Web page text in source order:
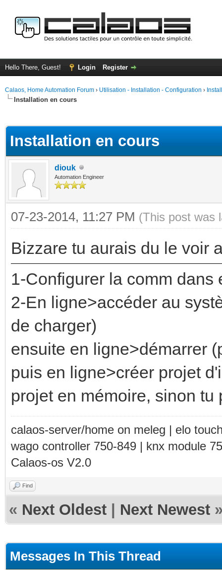
Hello There, Guest! Login Register
Calaos, Home Automation Forum › Utilisation - Installation - Configuration ›
Installation en cours
Installation en cours
diouk
Automation Engineer
07-23-2014, 11:27 PM (This post was
Bizzare tu aurais du le voir
1-Configurer la comm
2-En ligne>accéder au
de charger)
ensuite en ligne>démarrer
puis en ligne>créer projet
projet en mémoire, sinon
calaos-server/home on meleg | elo
wago controller 750-849 | knx module
Calaos-os V2.0
Find
« Next Oldest Next Newest
Messages In This Thread